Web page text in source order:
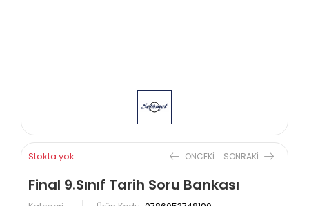
Stokta yok ONCEKI SONRAKI
Final 9.Sınıf Tarih Soru Bankası